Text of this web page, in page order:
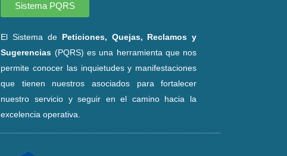
Sistema PQRS
El Sistema de Peticiones, Quejas, Reclamos y
Sugerencias (PQRS) es una herramienta que nos
permite conocer las inquietudes y manifestaciones
que tienen nuestros asociados para fortalecer
nuestro servicio y seguir en el camino hacia la
excelencia operativa.